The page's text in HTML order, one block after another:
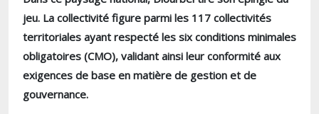
jeu. La collectivité figure parmi les 117 collectivités
territoriales ayant respecté les six conditions minimales
obligatoires (CMO), validant ainsi leur conformité aux
exigences de base en matière de gestion et de
gouvernance.